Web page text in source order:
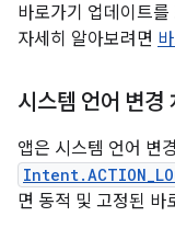
바로가기 업데이트
자세히 알아보려면
시스템 언어 변경
앱은 시스템 언어 변
면 동적 및 고정된 바